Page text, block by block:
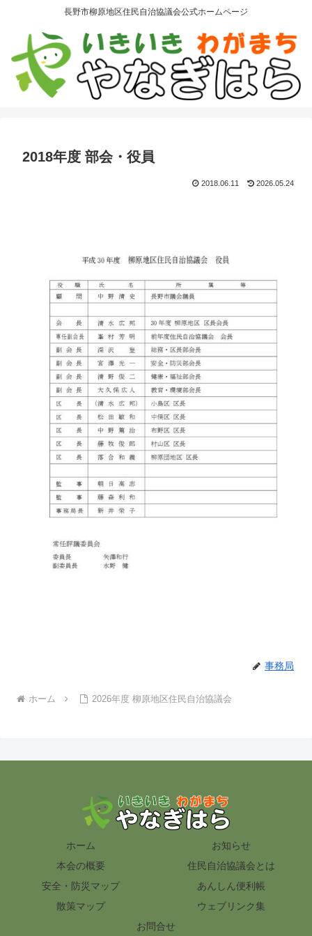
長野市柳原地区住民自治協議会公式ホームページ
2018年度 部会・役員
2018.06.11 2026.05.24
事務局
ホーム 2026年度 柳原地区住民自治協議会
ホーム
お知らせ
本会の概要
住民自治協議会とは
安全・防災マップ
あんしん便利帳
散策マップ
ウェブリンク集
お問合せ